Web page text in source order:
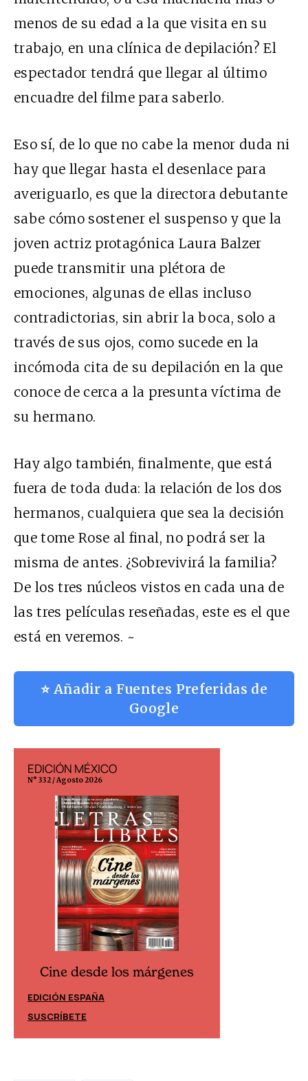
menos de su edad a la que visita en su
trabajo, en una clínica de depilación? El
espectador tendrá que llegar al último
encuadre del filme para saberlo.
Eso sí, de lo que no cabe la menor duda ni
hay que llegar hasta el desenlace para
averiguarlo, es que la directora debutante
sabe cómo sostener el suspenso y que la
joven actriz protagónica Laura Balzer
puede transmitir una plétora de
emociones, algunas de ellas incluso
contradictorias, sin abrir la boca, solo a
través de sus ojos, como sucede en la
incómoda cita de su depilación en la que
conoce de cerca a la presunta víctima de
su hermano.
Hay algo también, finalmente, que está
fuera de toda duda: la relación de los dos
hermanos, cualquiera que sea la decisión
que tome Rose al final, no podrá ser la
misma de antes. ¿Sobrevivirá la familia?
De los tres núcleos vistos en cada una de
las tres películas reseñadas, este es el que
está en veremos. ~
⭐ Añadir a Fuentes Preferidas de
Google
EDICIÓN MÉXICO
N° 332 / Agosto 2026
Cine desde los márgenes
EDICIÓN ESPAÑA
SUSCRÍBETE